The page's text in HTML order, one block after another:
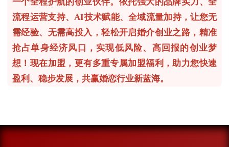
流程运营支持、AI技术赋能、全域流量加持，让您无
需经验、无需高投入 ，轻松开启婚介创业之路，精准
抢占单身经济风口，实现低风险、高回报的创业梦
想！现在加盟，更有多重专属加盟福利，助力您快速
盈利、稳步发展，共赢婚恋行业新蓝海。